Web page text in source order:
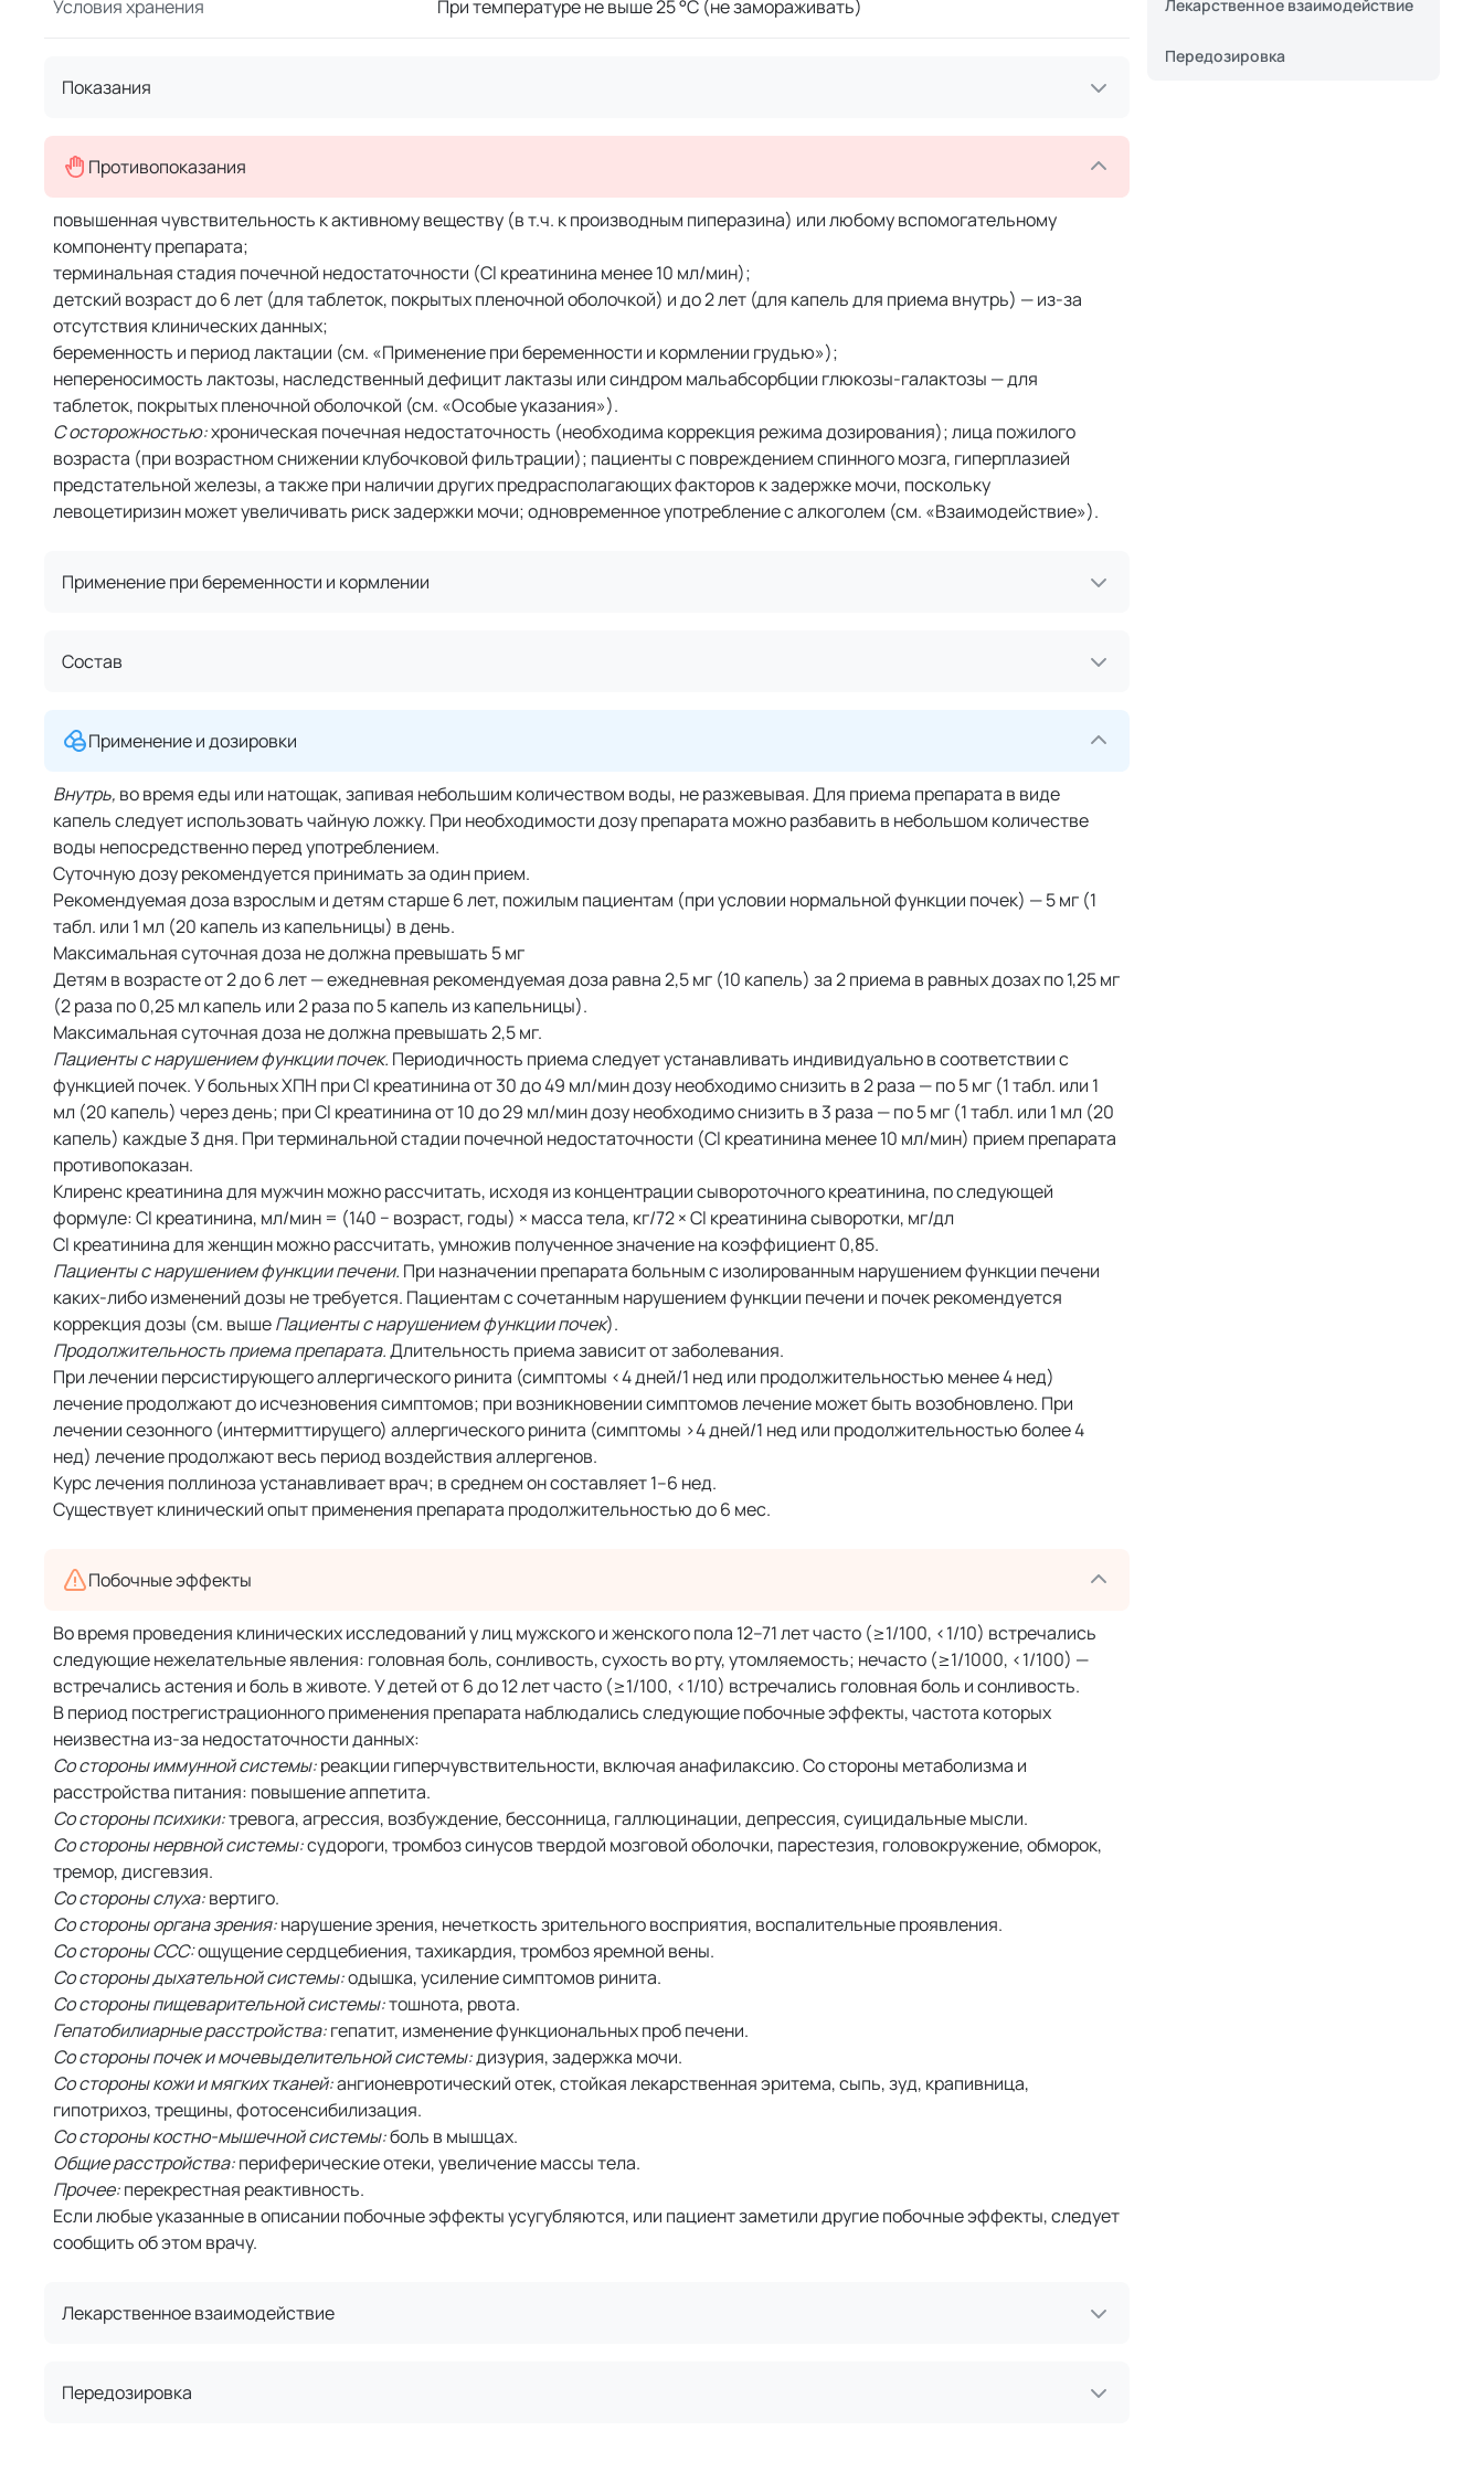
Условия хранения При температуре не выше 25 °C (не замораживать)
Показания
Противопоказания
повышенная чувствительность к активному веществу (в т.ч. к производным пиперазина) или любому вспомогательному
компоненту препарата;
терминальная стадия почечной недостаточности (Cl креатинина менее 10 мл/мин);
детский возраст до 6 лет (для таблеток, покрытых пленочной оболочкой) и до 2 лет (для капель для приема внутрь) — из-за
отсутствия клинических данных;
беременность и период лактации (см. «Применение при беременности и кормлении грудью»);
непереносимость лактозы, наследственный дефицит лактазы или синдром мальабсорбции глюкозы-галактозы — для
таблеток, покрытых пленочной оболочкой (см. «Особые указания»).
С осторожностью:хроническая почечная недостаточность (необходима коррекция режима дозирования); лица пожилого
возраста (при возрастном снижении клубочковой фильтрации); пациенты с повреждением спинного мозга, гиперплазией
предстательной железы, а также при наличии других предрасполагающих факторов к задержке мочи, поскольку
левоцетиризин может увеличивать риск задержки мочи; одновременное употребление с алкоголем (см. «Взаимодействие»).
Применение при беременности и кормлении
Состав
Применение и дозировки
Внутрь, во время еды или натощак, запивая небольшим количеством воды, не разжевывая. Для приема препарата в виде
капель следует использовать чайную ложку. При необходимости дозу препарата можно разбавить в небольшом количестве
воды непосредственно перед употреблением.
Суточную дозу рекомендуется принимать за один прием.
Рекомендуемая доза взрослым и детям старше 6 лет, пожилым пациентам (при условии нормальной функции почек) — 5 мг (1
табл. или 1 мл (20 капель из капельницы) в день.
Максимальная суточная доза не должна превышать 5 мг
Детям в возрасте от 2 до 6 лет — ежедневная рекомендуемая доза равна 2,5 мг (10 капель) за 2 приема в равных дозах по 1,25 мг
(2 раза по 0,25 мл капель или 2 раза по 5 капель из капельницы).
Максимальная суточная доза не должна превышать 2,5 мг.
Пациенты с нарушением функции почек. Периодичность приема следует устанавливать индивидуально в соответствии с
функцией почек. У больных ХПН при Cl креатинина от 30 до 49 мл/мин дозу необходимо снизить в 2 раза — по 5 мг (1 табл. или 1
мл (20 капель) через день; при Cl креатинина от 10 до 29 мл/мин дозу необходимо снизить в 3 раза — по 5 мг (1 табл. или 1 мл (20
капель) каждые 3 дня. При терминальной стадии почечной недостаточности (Cl креатинина менее 10 мл/мин) прием препарата
противопоказан.
Клиренс креатинина для мужчин можно рассчитать, исходя из концентрации сывороточного креатинина, по следующей
формуле: Cl креатинина, мл/мин = (140 − возраст, годы) × масса тела, кг/72 × Cl креатинина сыворотки, мг/дл
Cl креатинина для женщин можно рассчитать, умножив полученное значение на коэффициент 0,85.
Пациенты с нарушением функции печени. При назначении препарата больным с изолированным нарушением функции печени
каких-либо изменений дозы не требуется. Пациентам с сочетанным нарушением функции печени и почек рекомендуется
коррекция дозы (см. вышеПациенты с нарушением функции почек).
Продолжительность приема препарата.Длительность приема зависит от заболевания.
При лечении персистирующего аллергического ринита (симптомы <4 дней/1 нед или продолжительностью менее 4 нед)
лечение продолжают до исчезновения симптомов; при возникновении симптомов лечение может быть возобновлено. При
лечении сезонного (интермиттирущего) аллергического ринита (симптомы >4 дней/1 нед или продолжительностью более 4
нед) лечение продолжают весь период воздействия аллергенов.
Курс лечения поллиноза устанавливает врач; в среднем он составляет 1–6 нед.
Существует клинический опыт применения препарата продолжительностью до 6 мес.
Побочные эффекты
Во время проведения клинических исследований у лиц мужского и женского пола 12–71 лет часто (≥1/100, <1/10) встречались
следующие нежелательные явления: головная боль, сонливость, сухость во рту, утомляемость; нечасто (≥1/1000, <1/100) —
встречались астения и боль в животе. У детей от 6 до 12 лет часто (≥1/100, <1/10) встречались головная боль и сонливость.
В период пострегистрационного применения препарата наблюдались следующие побочные эффекты, частота которых
неизвестна из-за недостаточности данных:
Со стороны иммунной системы:реакции гиперчувствительности, включая анафилаксию. Со стороны метаболизма и
расстройства питания: повышение аппетита.
Со стороны психики:тревога, агрессия, возбуждение, бессонница, галлюцинации, депрессия, суицидальные мысли.
Со стороны нервной системы:судороги, тромбоз синусов твердой мозговой оболочки, парестезия, головокружение, обморок,
тремор, дисгевзия.
Со стороны слуха:вертиго.
Со стороны органа зрения:нарушение зрения, нечеткость зрительного восприятия, воспалительные проявления.
Со стороны ССС:ощущение сердцебиения, тахикардия, тромбоз яремной вены.
Со стороны дыхательной системы:одышка, усиление симптомов ринита.
Со стороны пищеварительной системы:тошнота, рвота.
Гепатобилиарные расстройства:гепатит, изменение функциональных проб печени.
Со стороны почек и мочевыделительной системы:дизурия, задержка мочи.
Со стороны кожи и мягких тканей:ангионевротический отек, стойкая лекарственная эритема, сыпь, зуд, крапивница,
гипотрихоз, трещины, фотосенсибилизация.
Со стороны костно-мышечной системы:боль в мышцах.
Общие расстройства:периферические отеки, увеличение массы тела.
Прочее:перекрестная реактивность.
Если любые указанные в описании побочные эффекты усугубляются, или пациент заметили другие побочные эффекты, следует
сообщить об этом врачу.
Лекарственное взаимодействие
Передозировка
Лекарственное взаимодействие
Передозировка